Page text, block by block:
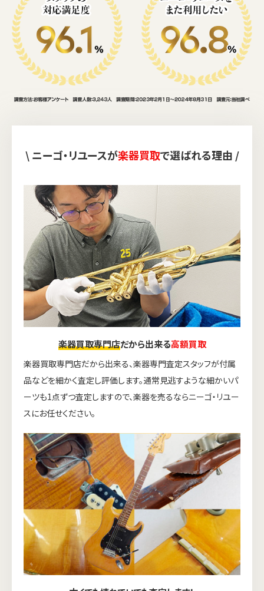
\ ニーゴ・リユースが楽器買取で選ばれる理由 /
楽器買取専門店だから出来る高額買取
楽器買取専門店だから出来る、楽器専門査定スタッフが付属
品などを細かく査定し評価します。通常見逃すような細かいパ
ーツも1点ずつ査定しますので、楽器を売るならニーゴ・リユー
スにお任せください。